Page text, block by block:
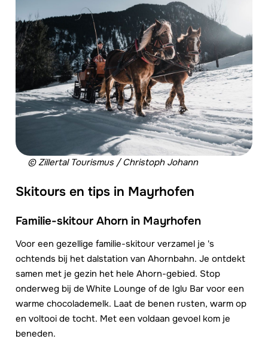
© Zillertal Tourismus / Christoph Johann
Skitours en tips in Mayrhofen
Familie-skitour Ahorn in Mayrhofen
Voor een gezellige familie-skitour verzamel je 's
ochtends bij het dalstation van Ahornbahn. Je ontdekt
samen met je gezin het hele Ahorn-gebied. Stop
onderweg bij de White Lounge of de Iglu Bar voor een
warme chocolademelk. Laat de benen rusten, warm op
en voltooi de tocht. Met een voldaan gevoel kom je
beneden.